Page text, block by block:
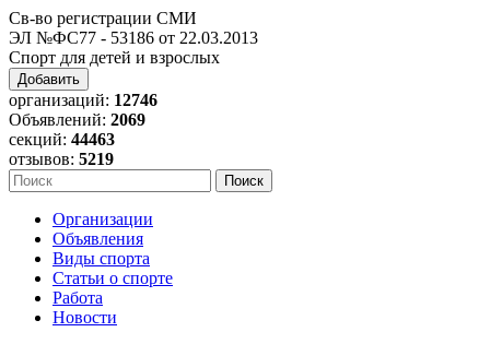
Св-во регистрации СМИ
ЭЛ №ФС77 - 53186 от 22.03.2013
Спорт для детей и взрослых
Добавить
организаций: 12746
Объявлений: 2069
секций: 44463
отзывов: 5219
Организации
Объявления
Виды спорта
Статьи о спорте
Работа
Новости